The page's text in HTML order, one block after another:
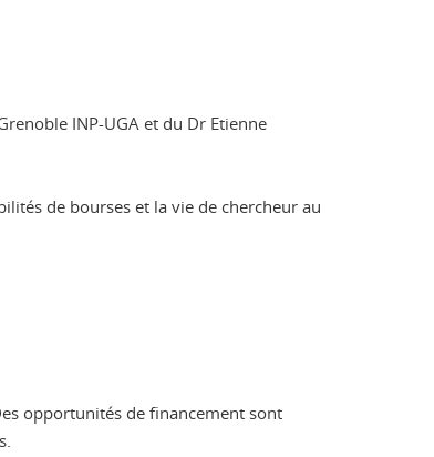
INP-UGA et du Dr Etienne
de bourses et la vie de chercheur au
opportunités de financement sont